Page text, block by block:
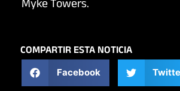
Myke Towers.
COMPARTIR ESTA NOTICIA
Facebook